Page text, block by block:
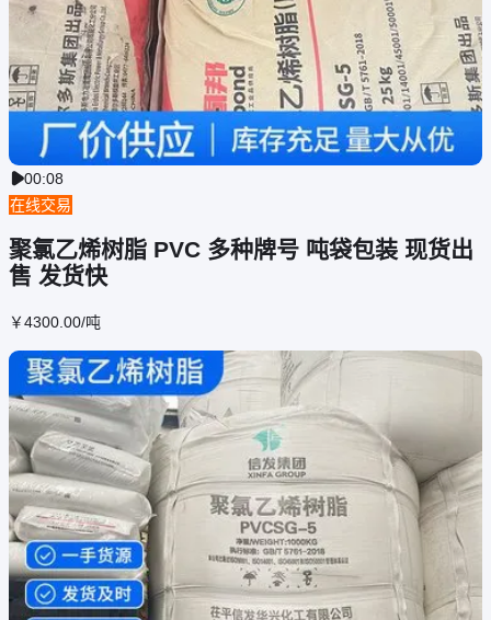
00:08
在线交易
聚氯乙烯树脂 PVC 多种牌号 吨袋包装 现货出
售 发货快
￥4300 .00/吨